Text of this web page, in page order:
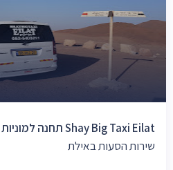
Shay Big Taxi Eilat תחנה למוניות גדולות באילת
שירות הסעות באילת